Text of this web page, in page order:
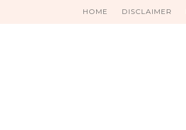
HOME DISCLAIMER